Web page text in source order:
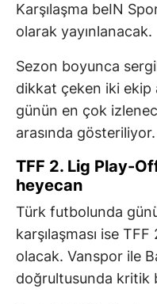
Karşılaşma beIN
olarak yayınlanacak.
Sezon boyunca
dikkat çeken iki ekip
günün en çok
arasında gösteriliyor.
TFF 2. Lig Play-
heyecan
Türk futbolunda
karşılaşması ise
olacak. Vanspor ile
doğrultusunda kritik